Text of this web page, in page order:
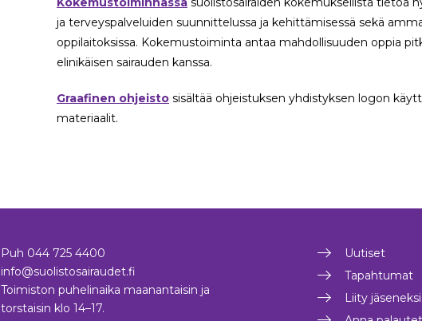
ja terveyspalveluiden suunnittelussa ja kehittämisessä sekä
oppilaitoksissa. Kokemustoiminta antaa mahdollisuuden oppia
elinikäisen sairauden kanssa.
Graafinen ohjeisto sisältää ohjeistuksen yhdistyksen logon
materiaalit.
Puh 044 725 4400
info@suolistosairaudet.fi
Toimiston puhelinaika maanantaisin ja
torstaisin klo 14–17.
Uutiset
Tapahtumat
Liity jäseneksi